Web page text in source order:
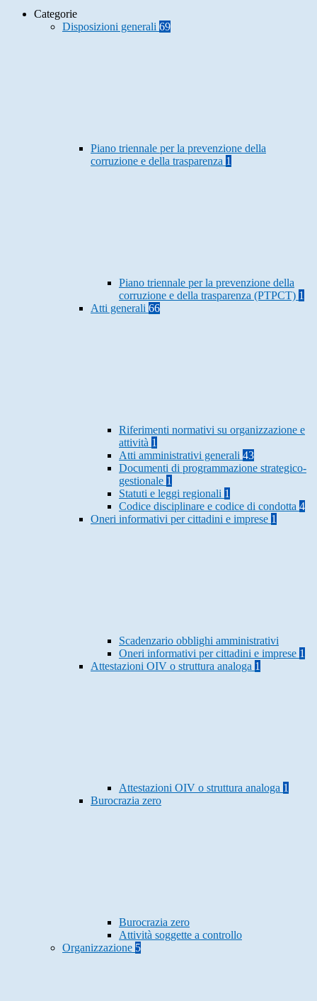
Categorie
Disposizioni generali 69
Piano triennale per la prevenzione della
corruzione e della trasparenza 1
Piano triennale per la prevenzione della
corruzione e della trasparenza (PTPCT) 1
Atti generali 66
Riferimenti normativi su organizzazione e
attività 1
Atti amministrativi generali 43
Documenti di programmazione strategico-
gestionale 1
Statuti e leggi regionali 1
Codice disciplinare e codice di condotta 4
Oneri informativi per cittadini e imprese 1
Scadenzario obblighi amministrativi
Oneri informativi per cittadini e imprese 1
Attestazioni OIV o struttura analoga 1
Attestazioni OIV o struttura analoga 1
Burocrazia zero
Burocrazia zero
Attività soggette a controllo
Organizzazione 5